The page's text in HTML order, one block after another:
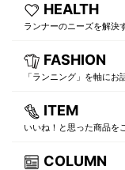
HEALTH
ランナーのニーズを解決
FASHION
「ランニング」を軸にお
ITEM
いいね！と思った商品を
COLUMN